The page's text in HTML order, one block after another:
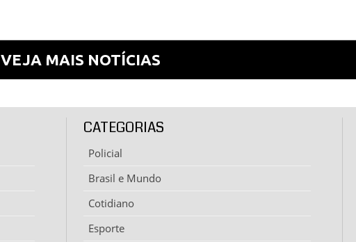
VEJA MAIS NOTÍCIAS
CATEGORIAS
Policial
Brasil e Mundo
Cotidiano
Esporte